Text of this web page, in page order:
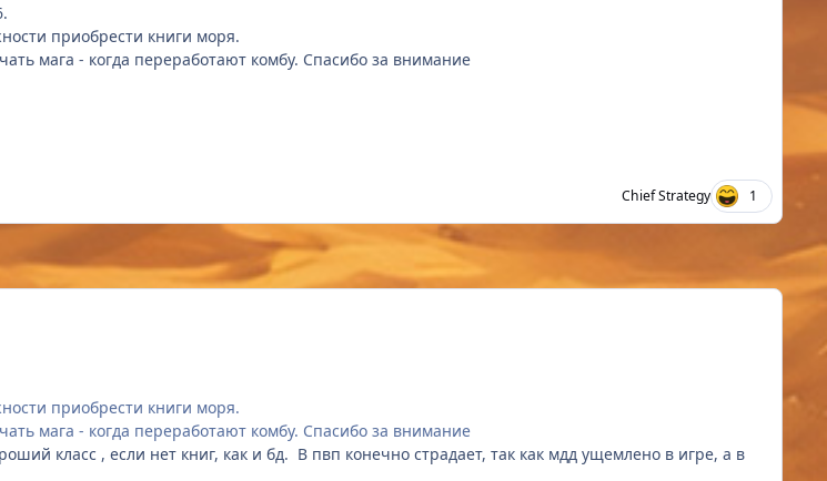
приобрести книги моря.
мага - когда переработают комбу. Спасибо за внимание
Chief Strategy 1
приобрести книги моря.
мага - когда переработают комбу. Спасибо за внимание
класс , если нет книг, как и бд. В пвп конечно страдает, так как мдд ущемлено в игре, а в